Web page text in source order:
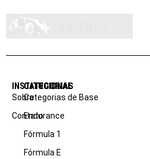
INSTITUCIONAL
Sobre
Contato
CATEGORIAS
Categorias de Base
Endurance
Fórmula 1
Fórmula E